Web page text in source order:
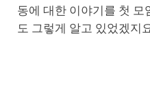
동에 대한 이야기를 첫 모
도 그렇게 알고 있었겠지